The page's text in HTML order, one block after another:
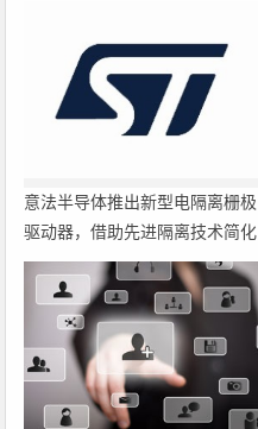
意法半导体推出新型电隔离栅极
驱动器，借助先进隔离技术简化
电源设计